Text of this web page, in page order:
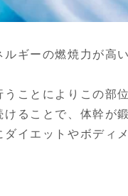
ルギーの燃焼力が高
うことによりこの部
けることで、体幹が
イエットやボディ